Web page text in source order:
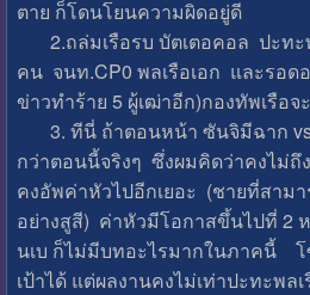
ตาย ก็โดนโยนความผิดอยู่ดี
2.ถล่มเรือรบ บัตเตอคอล ปะทะ
คน จนท.CP0 พลเรือเอก และรอด
ข่าวทำร้าย 5 ผู้เฒ่าอีก)กองทัพเรือจ
3. ทีนี่ ถ้าตอนหน้า ซันจิมีฉาก vs
กว่าตอนนี้จริงๆ ซึ่งผมคิดว่าคงไม่
คงอัพค่าหัวไปอีกเยอะ (ชายที่สาม
อย่างสูสี) ค่าหัวมีโอกาสขึ้นไปที่ 2
นเบ ก็ไม่มีบทอะไรมากในภาคนี้
เป้าได้ แต่ผลงานคงไม่เท่าปะทะพล